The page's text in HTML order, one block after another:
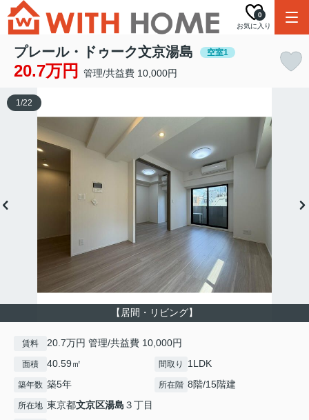
お気に入り
0
プレール・ドゥーク文京湯島 空室1
20.7万円 管理/共益費 10,000円
【居間・リビング】
1/22
賃料 20.7万円 管理/共益費 10,000円
面積 40.59㎡ 間取り 1LDK
築年数 築5年 所在階 8階/15階建
所在地 東京都文京区湯島 ３丁目